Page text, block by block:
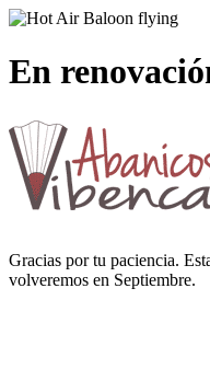
En
Gracias por tu paciencia.
volveremos en Septiembre.